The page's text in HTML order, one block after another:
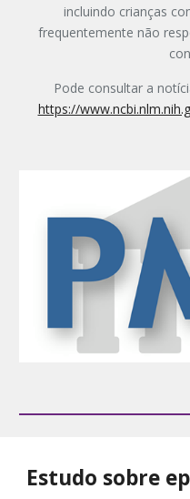
incluindo crianças
frequentemente não
Pode consultar a
https://
Estudo sobre